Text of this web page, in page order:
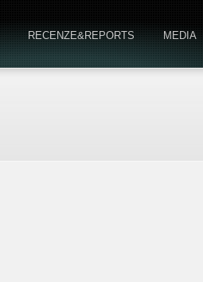
RECENZE&REPORTS MEDIA